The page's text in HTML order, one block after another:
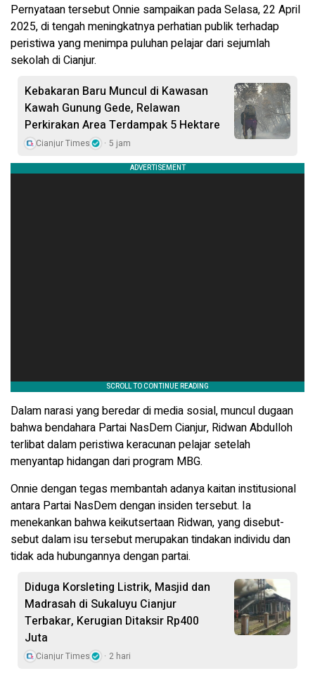
Pernyataan tersebut Onnie sampaikan pada Selasa, 22 April
2025, di tengah meningkatnya perhatian publik terhadap
peristiwa yang menimpa puluhan pelajar dari sejumlah
sekolah di Cianjur.
Kebakaran Baru Muncul di Kawasan
Kawah Gunung Gede, Relawan
Perkirakan Area Terdampak 5 Hektare
Cianjur Times 5 jam
Dalam narasi yang beredar di media sosial, muncul dugaan
bahwa bendahara Partai NasDem Cianjur, Ridwan Abdulloh
terlibat dalam peristiwa keracunan pelajar setelah
menyantap hidangan dari program MBG.
Onnie dengan tegas membantah adanya kaitan institusional
antara Partai NasDem dengan insiden tersebut. Ia
menekankan bahwa keikutsertaan Ridwan, yang disebut-
sebut dalam isu tersebut merupakan tindakan individu dan
tidak ada hubungannya dengan partai.
Diduga Korsleting Listrik, Masjid dan
Madrasah di Sukaluyu Cianjur
Terbakar, Kerugian Ditaksir Rp400
Juta
Cianjur Times 2 hari